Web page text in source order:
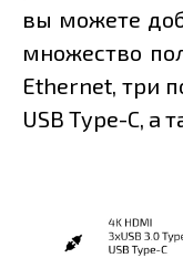
вы можете
множество
Ethernet, три
USB Type-C, а